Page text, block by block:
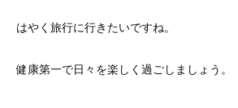
はやく旅行に行きたいですね。
健康第一で日々を楽しく過ごしましょう。